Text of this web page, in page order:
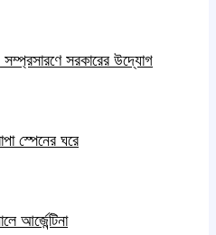
সম্প্রসারণে সরকারের উদ্যোগ
স্পেনের ঘরে
আর্জেন্টিনা